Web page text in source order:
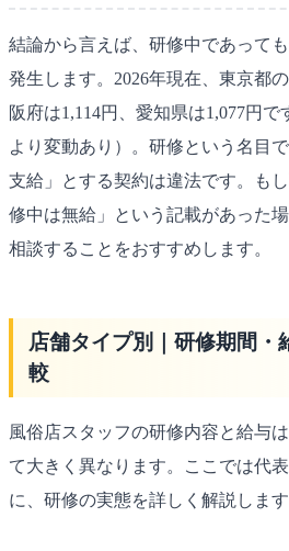
結論から言えば、研修中であって
発生します。2026年現在、東京都
阪府は1,114円、愛知県は1,077円
より変動あり）。研修という名目
支給」とする契約は違法です。も
修中は無給」という記載があった
相談することをおすすめします。
店舗タイプ別｜研修期間・
較
風俗店スタッフの研修内容と給与
て大きく異なります。ここでは代
に、研修の実態を詳しく解説します